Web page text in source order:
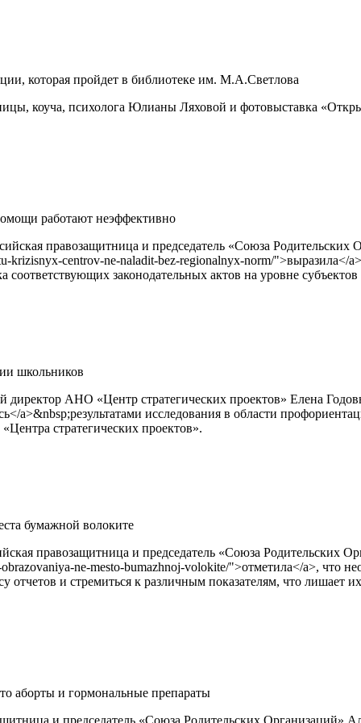
которая пройдет в библиотеке им. М.А.Светлова
коуча, психолога Юлианы Ляховой и фотовыставка
работают неэффективно
правозащитница и председатель «Союза
krizisnyx-centrov-ne-naladit-bez-regionalnyx-norm/">выразила</
законодательных актов на уровне
школьников
АНО «Центр стратегических проектов» Елена
a>&nbsp;результатами исследования в области
стратегических проектов».
бумажной волоките
правозащитница и председатель «Союза Родительских
ne-mesto-bumazhnoj-volokite/">отметила</a>, что
отчетов и стремиться к различным показателям, что лишает
аборты и гормональные препараты
и председатель «Союза Родительских Организаций»